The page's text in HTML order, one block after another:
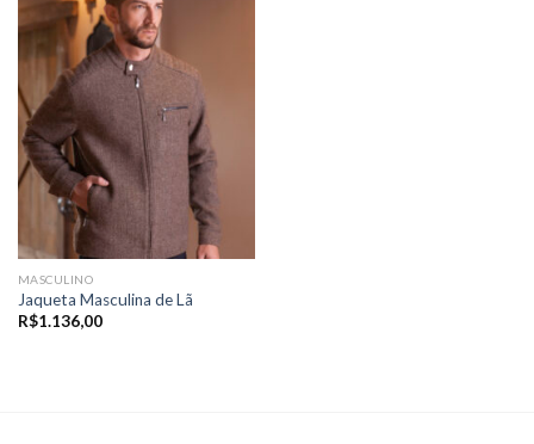
MASCULINO
Jaqueta Masculina de Lã
R$1.136,00